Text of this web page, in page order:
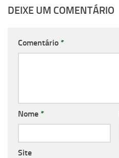
DEIXE UM COMENTÁRIO
Comentário *
Nome *
Site